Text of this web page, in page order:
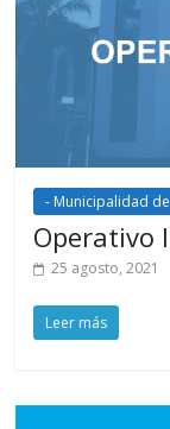
- Municipalidad
Operativo
25 agosto, 2021
Leer más